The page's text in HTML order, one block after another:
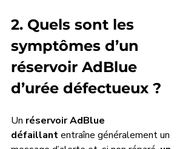
2. Quels sont les
symptômes d’un
réservoir AdBlue
d’urée défectueux ?
Un réservoir AdBlue
défaillant entraîne généralement un